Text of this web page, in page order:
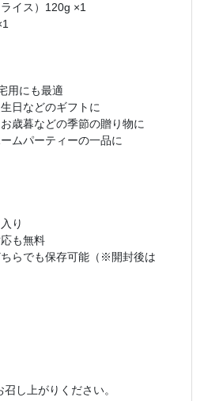
イス）120g ×1
用にも最適
日などのギフトに
歳暮などの季節の贈り物に
ムパーティーの一品に
り
も無料
らでも保存可能（※開封後は
し上がりください。